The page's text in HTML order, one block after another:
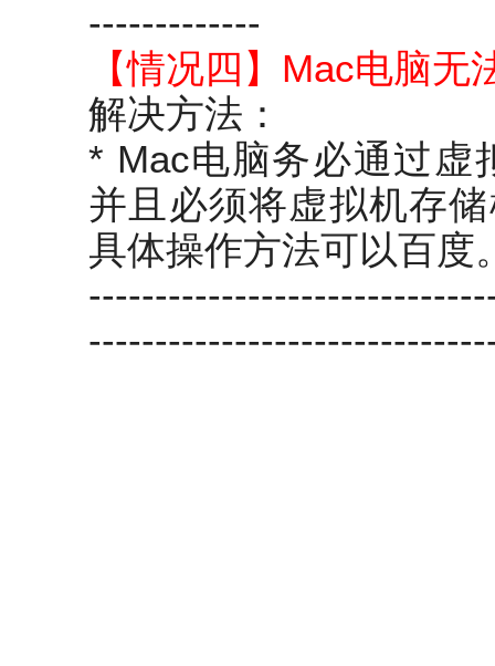
-------------
【情况四】Mac电脑
解决方法：
* Mac电脑务必通过虚
并且必须将虚拟机存
具体操作方法可以百度